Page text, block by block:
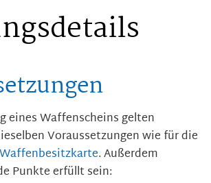
eines Waffenscheins gelten
Voraussetzungen wie für die
Waffenbesitzkarte. Außerdem
Punkte erfüllt sein: